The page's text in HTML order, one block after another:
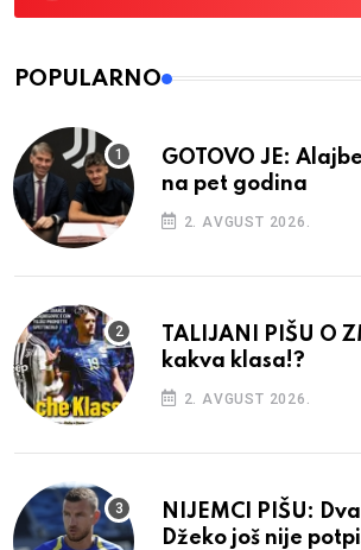
POPULARNO
GOTOVO JE:
na pet godina
2. AVGUST 2026.
TALIJANI PIŠU O
kakva klasa!?
2. AVGUST 2026.
NIJEMCI PIŠU:
Džeko još nije